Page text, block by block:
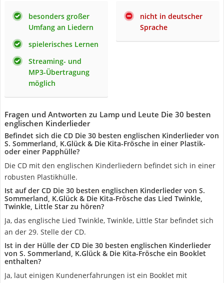
besonders großer
Umfang an Liedern
spielerisches Lernen
Streaming- und
MP3-Übertragung
möglich
nicht in deutscher
Sprache
Fragen und Antworten zu Lamp und Leute Die 30 besten
englischen Kinderlieder
Befindet sich die CD Die 30 besten englischen Kinderlieder von
S. Sommerland, K.Glück & Die Kita-Frösche in einer Plastik-
oder einer Papphülle?
Die CD mit den englischen Kinderliedern befindet sich in einer
robusten Plastikhülle.
Ist auf der CD Die 30 besten englischen Kinderlieder von S.
Sommerland, K.Glück & Die Kita-Frösche das Lied Twinkle,
Twinkle, Little Star zu hören?
Ja, das englische Lied Twinkle, Twinkle, Little Star befindet sich
an der 29. Stelle der CD.
Ist in der Hülle der CD Die 30 besten englischen Kinderlieder
von S. Sommerland, K.Glück & Die Kita-Frösche ein Booklet
enthalten?
Ja, laut einigen Kundenerfahrungen ist ein Booklet mit